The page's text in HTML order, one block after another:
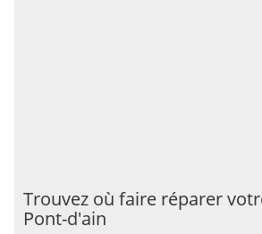
Trouvez où faire réparer
Pont-d'ain